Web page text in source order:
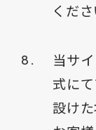
くださ
当サ
式に
設け